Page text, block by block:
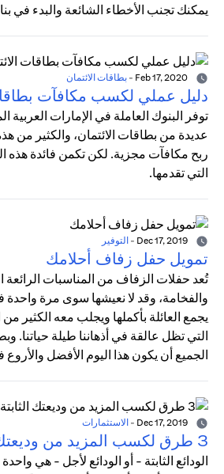
يمكنك تجنب الأخطاء الشائعة والبدء في
- بطاقات الائتمان
دليل عملي لكسب مكافآت
توفر البنوك العاملة في الإمارات العربية
عديدة من بطاقات الائتمان، والكثير من
ربح مكافآت مجزية. لكن تكمن فائدة هذه
التي تقدمها.
- التوفير
تمويل حفل زفاف أحلامك
تُعد حفلات الزفاف من المناسبات الرائعة
والفخامة، وقد لا نعيشها سوى مرة
يجمع العائلة بأكملها ويجلب معه الكثير
التي تظل عالقة في أذهاننا طيلة حياتنا.
الجميع أن يكون هذا اليوم الأفضل
- الاستثمارات
3 طرق لكسب المزيد من وديعتك الثابتة
الودائع الثابتة - أو الودائع لأجل - هي